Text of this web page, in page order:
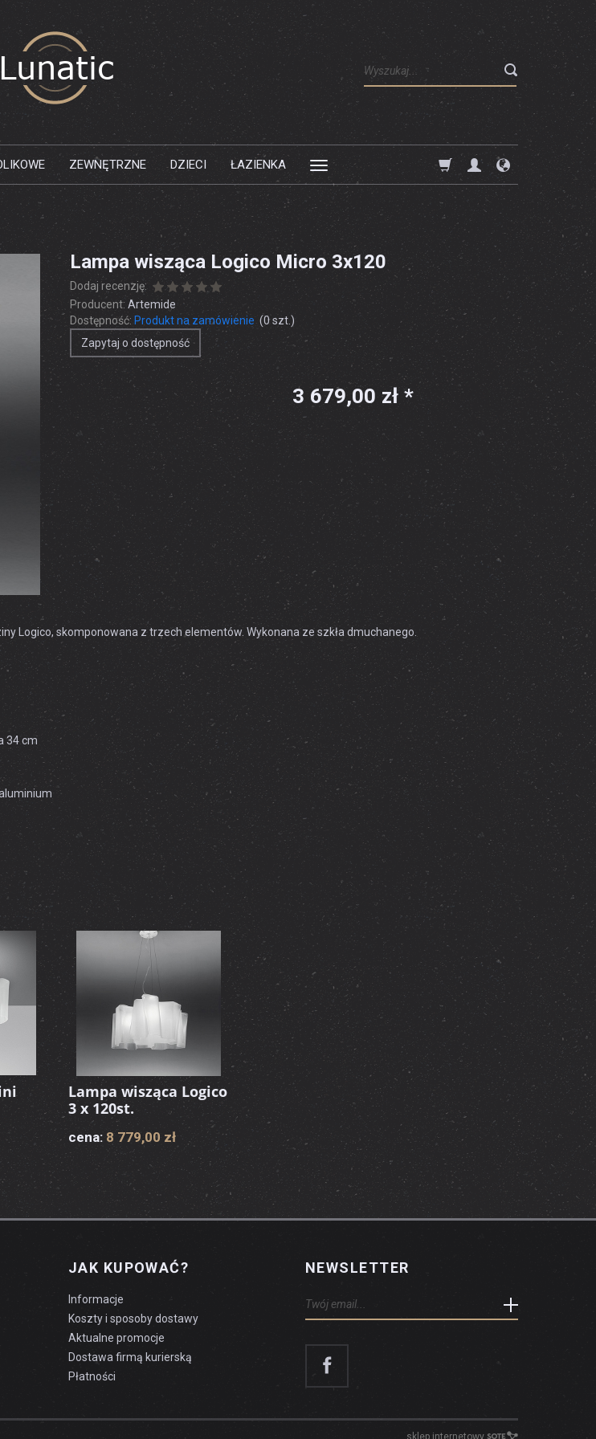
Wyszukaj
ZEWNĘTRZNE DZIECI ŁAZIENKA
Lampa wisząca Logico Micro 3x120
Dodaj recenzję:
Producent: Artemide
Dostępność: Produkt na zamówienie (0szt.)
Zapytaj o dostępność
3 679,00 zł *
Logico, skomponowana z trzech elementów. Wykonana ze szkła dmuchanego.
34 cm
Lampa wisząca Logico
3 x 120st.
cena: 8 779,00 zł
NEWSLETTER
JAK KUPOWAĆ?
Informacje
Koszty i sposoby dostawy
Aktualne promocje
Dostawa firmą kurierską
Płatności
sklep internetowy